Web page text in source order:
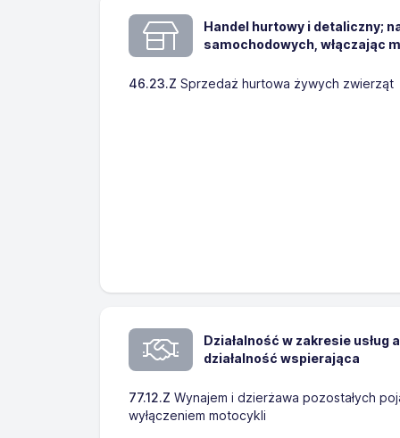
Handel hurtowy i detaliczny;
samochodowych, włączając
46.23.Z Sprzedaż hurtowa żywych zwierząt
Działalność w zakresie usług
działalność wspierająca
77.12.Z Wynajem i dzierżawa pozostałych
wyłączeniem motocykli